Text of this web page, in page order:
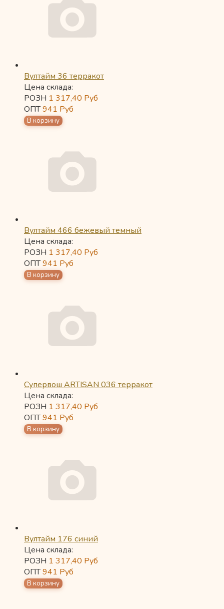
Вултайм 36 терракот
Цена склада:
РОЗН 1 317,40 Руб
ОПТ941 Руб
Вултайм 466 бежевый темный
Цена склада:
РОЗН 1 317,40 Руб
ОПТ941 Руб
Супервош ARTISAN 036 терракот
Цена склада:
РОЗН 1 317,40 Руб
ОПТ941 Руб
Вултайм 176 синий
Цена склада:
РОЗН 1 317,40 Руб
ОПТ941 Руб